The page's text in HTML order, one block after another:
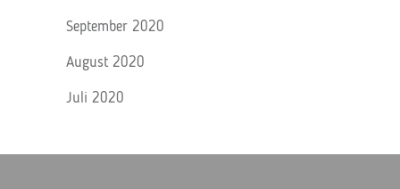
September 2020
August 2020
Juli 2020